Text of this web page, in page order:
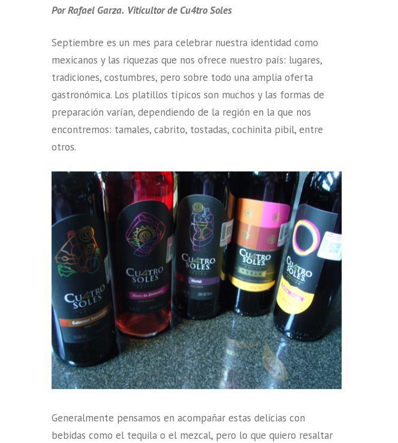
Por Rafael Garza. Viticultor de Cu4tro Soles
Septiembre es un mes para celebrar nuestra identidad como
mexicanos y las riquezas que nos ofrece nuestro país: lugares,
tradiciones, costumbres, pero sobre todo una amplia oferta
gastronómica. Los platillos típicos son muchos y las formas de
preparación varían, dependiendo de la región en la que nos
encontremos: tamales, cabrito, tostadas, cochinita pibil, entre
otros.
Generalmente pensamos en acompañar estas delicias con
bebidas como el tequila o el mezcal, pero lo que quiero resaltar